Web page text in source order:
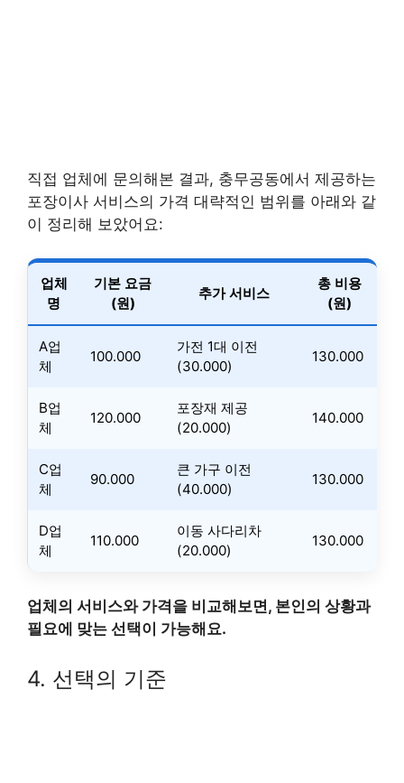
직접 업체에 문의해본 결과, 충무공동에서 제공하는
포장이사 서비스의 가격 대략적인 범위를 아래와 같
이 정리해 보았어요:
업체
명
기본 요금
(원)
추가 서비스
총 비용
(원)
A업
체
100.000
가전 1대 이전
(30.000)
130.000
B업
체
120.000
포장재 제공
(20.000)
140.000
C업
체
90.000
큰 가구 이전
(40.000)
130.000
D업
체
110.000
이동 사다리차
(20.000)
130.000
업체의 서비스와 가격을 비교해보면, 본인의 상황과
필요에 맞는 선택이 가능해요.
4. 선택의 기준